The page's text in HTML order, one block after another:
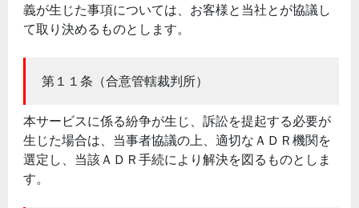
義が生じた事項については、お客様と当社とが協議し
て取り決めるものとします。
第１１条（合意管轄裁判所）
本サービスに係る紛争が生じ、訴訟を提起する必要が
生じた場合は、当事者協議の上、適切なＡＤＲ機関を
選定し、当該ＡＤＲ手続により解決を図るものとしま
す。